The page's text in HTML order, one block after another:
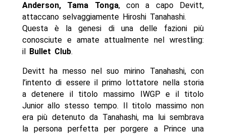
Anderson, Tama Tonga, con a capo Devitt,
attaccano selvaggiamente Hiroshi Tanahashi.
Questa è la genesi di una delle fazioni più
conosciute e amate attualmente nel wrestling:
il
Bullet Club.
Devitt ha messo nel suo mirino Tanahashi, con
l’intento di essere il primo lottatore nella storia
a detenere il titolo massimo IWGP e il titolo
Junior allo stesso tempo. Il titolo massimo non
era più detenuto da Tanahashi, ma lui sembrava
la persona perfetta per porgere a Prince una